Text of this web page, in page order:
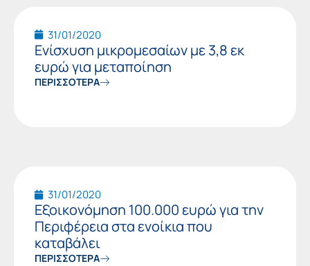
31/01/2020
Ενίσχυση μικρομεσαίων με 3,8 εκ
ευρώ για μεταποίηση
ΠΕΡΙΣΣΟΤΕΡΑ
31/01/2020
Εξοικονόμηση 100.000 ευρώ για την
Περιφέρεια στα ενοίκια που
καταβάλει
ΠΕΡΙΣΣΟΤΕΡΑ